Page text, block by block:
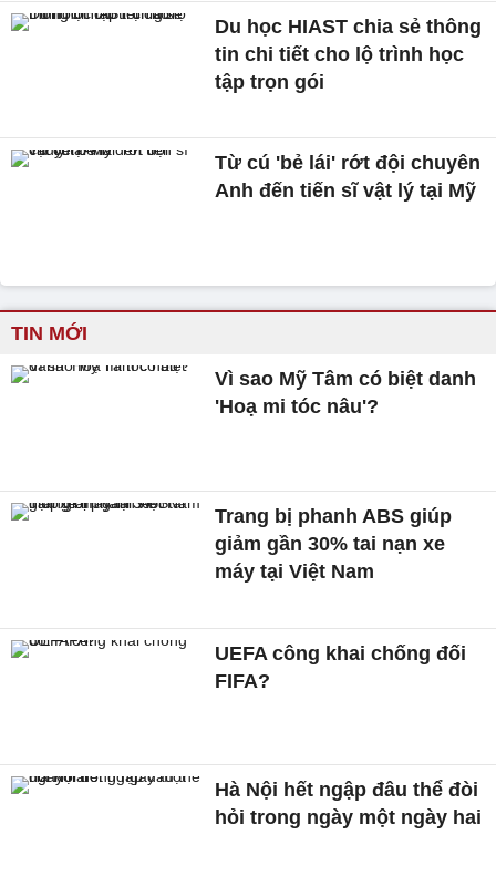
Du học HIAST chia sẻ thông
tin chi tiết cho lộ trình học
tập trọn gói
Từ cú 'bẻ lái' rớt đội chuyên
Anh đến tiến sĩ vật lý tại Mỹ
TIN MỚI
Vì sao Mỹ Tâm có biệt danh
'Hoạ mi tóc nâu'?
Trang bị phanh ABS giúp
giảm gần 30% tai nạn xe
máy tại Việt Nam
UEFA công khai chống đối
FIFA?
Hà Nội hết ngập đâu thể đòi
hỏi trong ngày một ngày hai